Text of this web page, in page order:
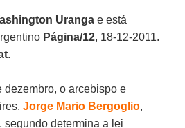
Urangae está
Página/12, 18-12-2011.
.
dezembro, o arcebispo e
Jorge Mario Bergoglio,
segundo determina a lei